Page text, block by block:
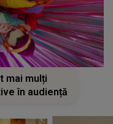
mai mulți
în audiență